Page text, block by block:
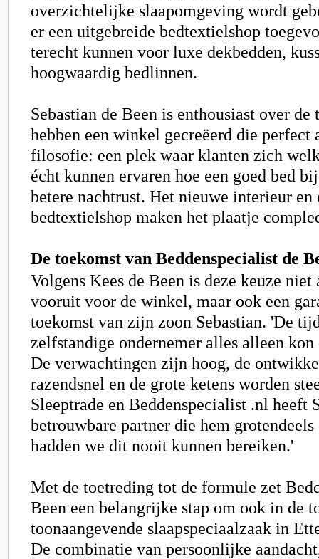
overzichtelijke slaapomgeving wordt
er een uitgebreide bedtextielshop
terecht kunnen voor luxe dekbedden,
hoogwaardig bedlinnen.
Sebastian de Been is enthousiast over
hebben een winkel gecreëerd die perfect
filosofie: een plek waar klanten zich
écht kunnen ervaren hoe een goed bed
betere nachtrust. Het nieuwe interieur en
bedtextielshop maken het plaatje
De toekomst van Beddenspecialist de
Volgens Kees de Been is deze keuze niet
vooruit voor de winkel, maar ook een
toekomst van zijn zoon Sebastian. 'De
zelfstandige ondernemer alles alleen
De verwachtingen zijn hoog, de
razendsnel en de grote ketens worden
Sleeptrade en Beddenspecialist .nl heeft
betrouwbare partner die hem
hadden we dit nooit kunnen bereiken.'
Met de toetreding tot de formule zet
Been een belangrijke stap om ook in de
toonaangevende slaapspeciaalzaak in
De combinatie van persoonlijke